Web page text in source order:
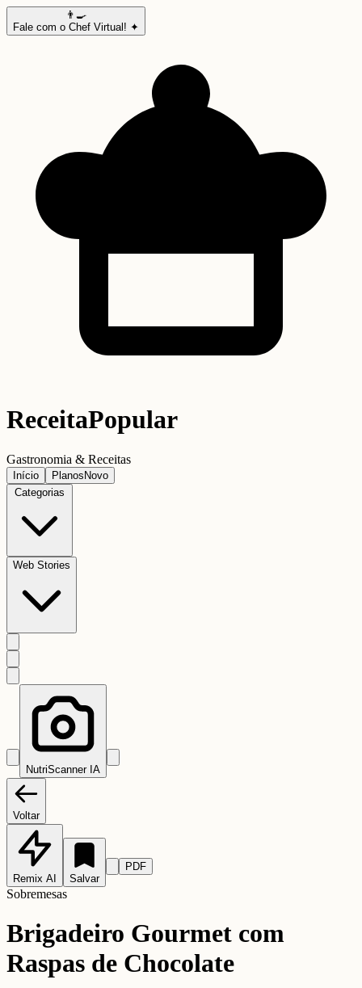
👨‍🍳
Fale com o Chef Virtual! ✦
ReceitaPopular
Gastronomia & Receitas
Início Planos Novo
Categorias
Web Stories
NutriScanner IA
Voltar
Remix AI Salvar
PDF
Sobremesas
Brigadeiro Gourmet com
Raspas de Chocolate